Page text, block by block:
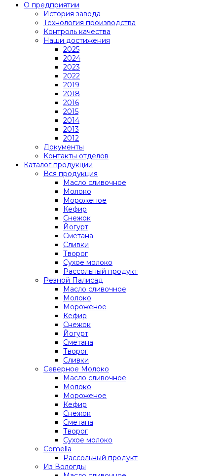
О предприятии
История завода
Технология производства
Контроль качества
Наши достижения
2025
2024
2023
2022
2019
2018
2016
2015
2014
2013
2012
Документы
Контакты отделов
Каталог продукции
Вся продукция
Масло сливочное
Молоко
Мороженое
Кефир
Снежок
Йогурт
Сметана
Сливки
Творог
Сухое молоко
Рассольный продукт
Резной Палисад
Масло сливочное
Молоко
Мороженое
Кефир
Снежок
Йогурт
Сметана
Творог
Сливки
Северное Молоко
Масло сливочное
Молоко
Мороженое
Кефир
Снежок
Сметана
Творог
Сухое молоко
Comеlla
Рассольный продукт
Из Вологды